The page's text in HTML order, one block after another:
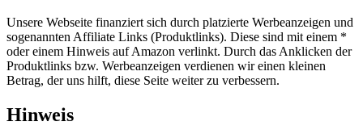
Unsere Webseite finanziert sich durch platzierte Werbeanzeigen und
sogenannten Affiliate Links (Produktlinks). Diese sind mit einem *
oder einem Hinweis auf Amazon verlinkt. Durch das Anklicken der
Produktlinks bzw. Werbeanzeigen verdienen wir einen kleinen
Betrag, der uns hilft, diese Seite weiter zu verbessern.
Hinweis